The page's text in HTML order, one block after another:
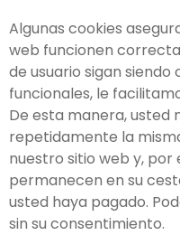
Algunas cookies
web funcionen
de usuario sigan
funcionales, le
De esta manera, usted
repetidamente la
nuestro sitio web y,
permanecen en su
usted haya pagado.
sin su consentimiento.